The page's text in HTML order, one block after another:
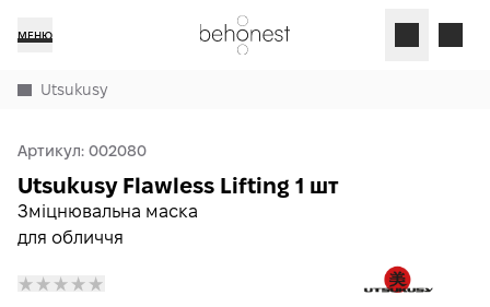
МЕНЮ
Utsukusy
Артикул: 002080
Зміцнювальна маска
для обличчя
Utsukusy Flawless Lifting 1 шт